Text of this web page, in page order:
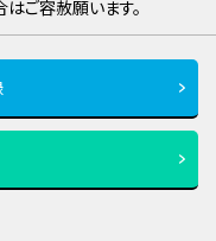
ご容赦願います。